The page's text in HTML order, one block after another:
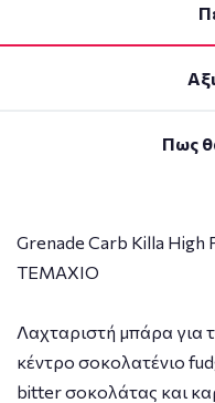
Πως
Grenade Carb Killa High
ΤΕΜΑΧΙΟ
Λαχταριστή μπάρα για
κέντρο σοκολατένιο
bitter σοκολάτας και